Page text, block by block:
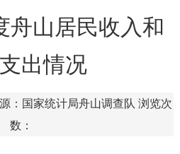
舟山居民收入和
出情况
：国家统计局舟山调查队 浏览次
数：